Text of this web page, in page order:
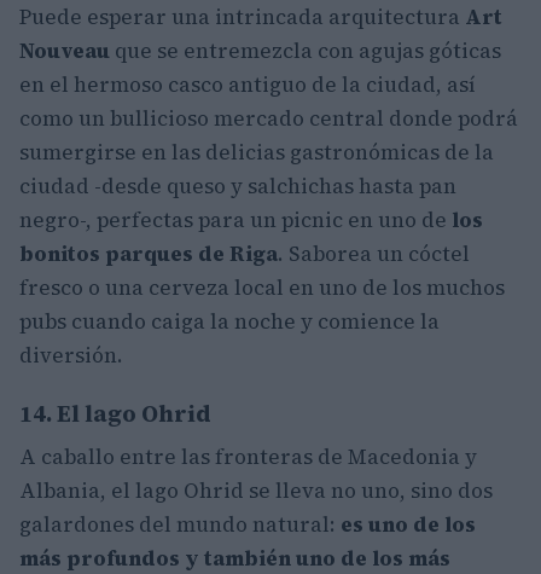
Puede esperar una intrincada arquitectura Art
Nouveau que se entremezcla con agujas góticas
en el hermoso casco antiguo de la ciudad, así
como un bullicioso mercado central donde podrá
sumergirse en las delicias gastronómicas de la
ciudad -desde queso y salchichas hasta pan
negro-, perfectas para un picnic en uno de los
bonitos parques de Riga. Saborea un cóctel
fresco o una cerveza local en uno de los muchos
pubs cuando caiga la noche y comience la
diversión.
14. El lago Ohrid
A caballo entre las fronteras de Macedonia y
Albania, el lago Ohrid se lleva no uno, sino dos
galardones del mundo natural: es uno de los
más profundos y también uno de los más